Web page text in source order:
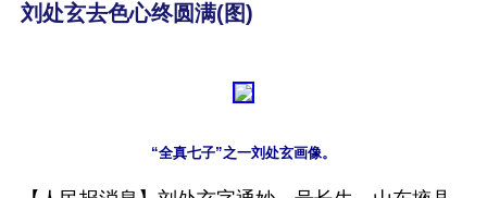
刘处玄去色心终圆满(图)